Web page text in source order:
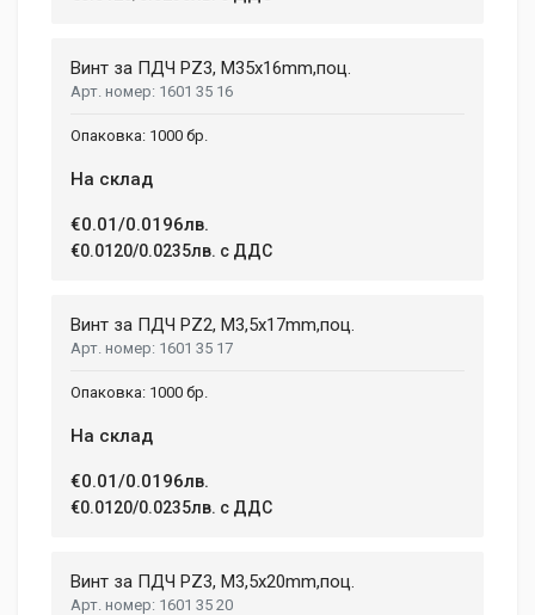
99 mm
207 mm
Duis ac lectus scelerisque quam blandit egestas. Pellentesque
hendrerit eros laoreet suscipit ultrices.
Review Stars
Винт за ПДЧ PZ3, M35x16mm,поц.
1601 35 16
1000 бр.
На склад
€0.01/0.0196лв.
€0.0120/0.0235лв. с ДДС
Винт за ПДЧ PZ2, M3,5x17mm,поц.
1601 35 17
1000 бр.
На склад
€0.01/0.0196лв.
€0.0120/0.0235лв. с ДДС
Винт за ПДЧ PZ3, M3,5x20mm,поц.
1601 35 20